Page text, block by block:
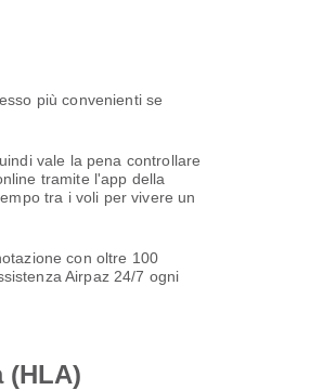
più convenienti se
vale la pena controllare
tramite l'app della
tra i voli per vivere un
con oltre 100
Airpaz 24/7 ogni